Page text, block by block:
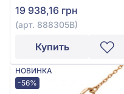
19 938,16 грн
(арт. 888305В)
Купить
НОВИНКА
-56%